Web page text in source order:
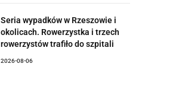
Seria wypadków w Rzeszowie i
okolicach. Rowerzystka i trzech
rowerzystów trafiło do szpitali
2026-08-06